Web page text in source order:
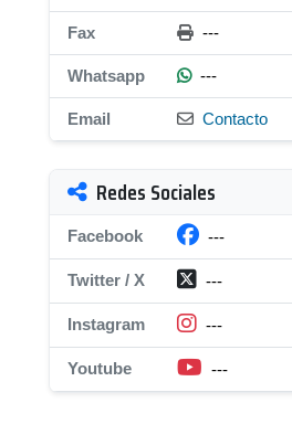
Fax ---
Whatsapp ---
Email Contacto
Redes Sociales
Facebook ---
Twitter / X ---
Instagram ---
Youtube ---